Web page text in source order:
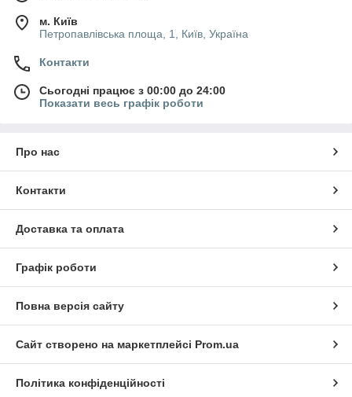
м. Київ
Петропавлівська площа, 1, Київ, Україна
Контакти
Сьогодні працює з 00:00 до 24:00
Показати весь графік роботи
Про нас
Контакти
Доставка та оплата
Графік роботи
Повна версія сайту
Сайт створено на маркетплейсі Prom.ua
Політика конфіденційності